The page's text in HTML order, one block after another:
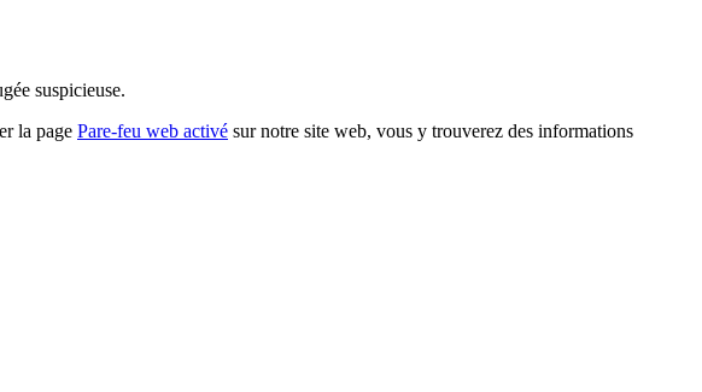
suspicieuse.
la page Pare-feu web activé sur notre site web, vous y trouverez des informations